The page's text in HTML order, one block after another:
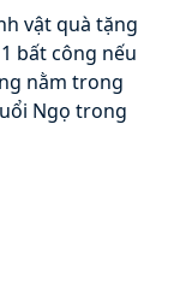
vật quà tặng
bất công nếu
nằm trong
Ngọ trong